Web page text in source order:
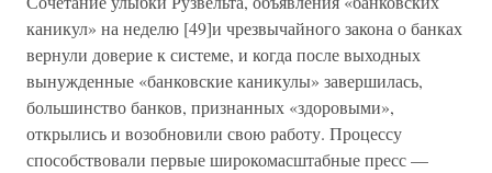
каникул» на неделю [49]и чрезвычайного закона о банках
вернули доверие к системе, и когда после выходных
вынужденные «банковские каникулы» завершилась,
большинство банков, признанных «здоровыми»,
открылись и возобновили свою работу. Процессу
способствовали первые широкомасштабные пресс —